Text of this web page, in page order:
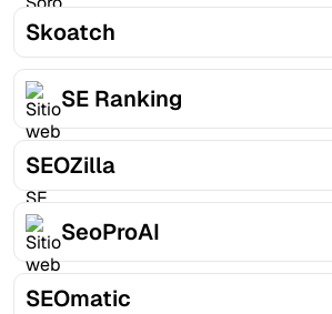
Skoatch
SE Ranking
SEOZilla
SeoProAI
SEOmatic